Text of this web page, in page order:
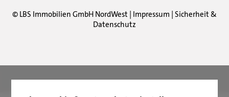
© LBS Immobilien GmbH NordWest Impressum Sicherheit &
Datenschutz
LBS Immobilien GmbH NordWesthat4,87von5Sternen